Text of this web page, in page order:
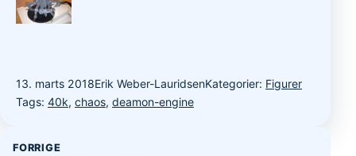
13. marts 2018Erik Weber-LauridsenKategorier: Figurer
Tags: 40k, chaos, deamon-engine
Indlægsnavigation
FORRIGE